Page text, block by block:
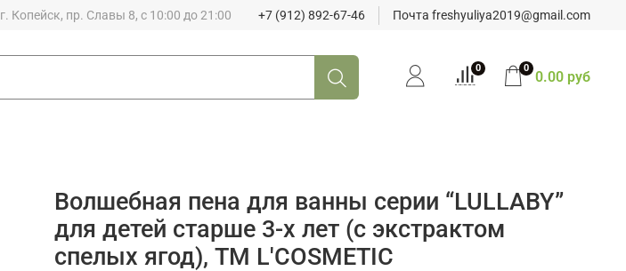
г. Копейск, пр. Славы 8, с 10:00 до 21:00 +7 (912) 892-67-46 Почта freshyuliya2019@gmail.com
0 0 0.00 руб
Волшебная пена для ванны серии “LULLABY”
для детей старше 3-х лет (с экстрактом
спелых ягод), ТМ L'COSMETIC